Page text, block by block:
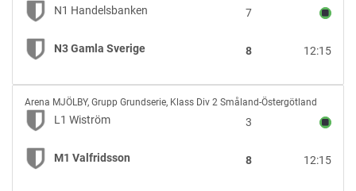
Handelsbanken
vs
N3
Gamla
N1 Handelsbanken 7
N3 Gamla Sverige 12:15
8
L1
Wiström
vs
M1
Valfridsson
Arena MJÖLBY, Grupp Grundserie, Klass Div 2 Småland-Östergötland
L1 Wiström 3
M1 Valfridsson 12:15
8